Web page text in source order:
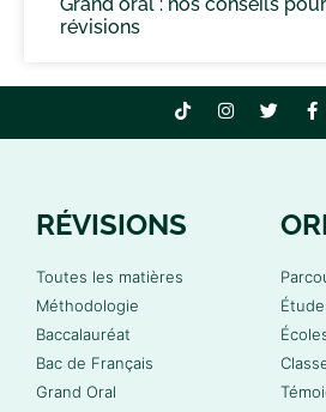
révisions
RÉVISIONS
Toutes les matières
Méthodologie
Baccalauréat
Bac de Français
Grand Oral